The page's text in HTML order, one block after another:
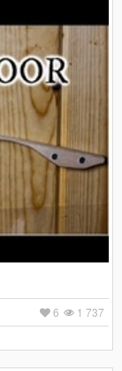
1 737
6